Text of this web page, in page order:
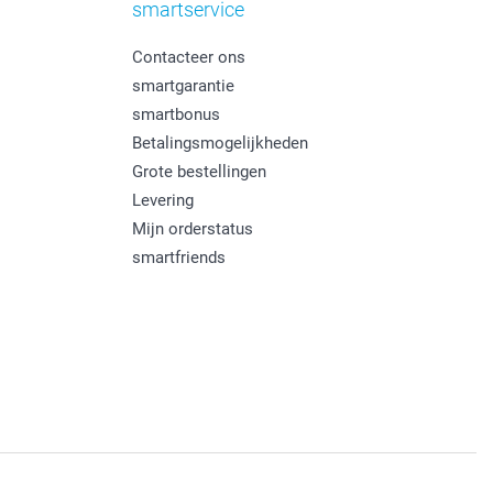
smartservice
Contacteer ons
smartgarantie
smartbonus
Betalingsmogelijkheden
Grote bestellingen
Levering
Mijn orderstatus
smartfriends